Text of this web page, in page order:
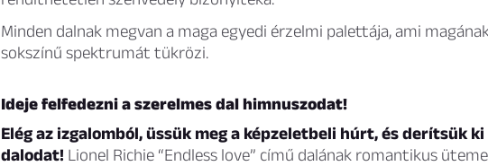
Minden dalnak megvan a maga egyedi érzelmi palettája, ami
sokszínű spektrumát tükrözi.
Ideje felfedezni a szerelmes dal himnuszodat!
Elég az izgalomból, üssük meg a képzeletbeli húrt, és derítsük
dalodat! Lionel Richie “Endless love” című dalának romantikus